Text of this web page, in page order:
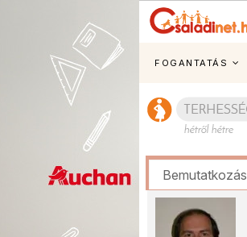
FOGANTATÁS
Bemutatkozás